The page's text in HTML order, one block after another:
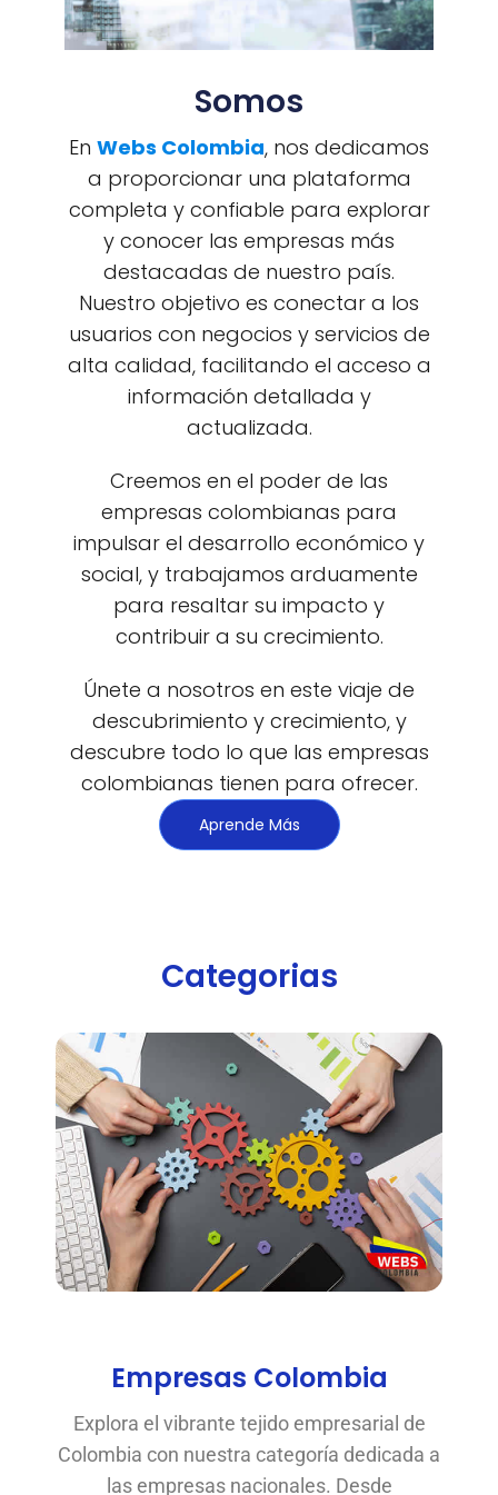
Somos
En Webs Colombia, nos dedicamos
a proporcionar una plataforma
completa y confiable para explorar
y conocer las empresas más
destacadas de nuestro país.
Nuestro objetivo es conectar a los
usuarios con negocios y servicios de
alta calidad, facilitando el acceso a
información detallada y
actualizada.
Creemos en el poder de las
empresas colombianas para
impulsar el desarrollo económico y
social, y trabajamos arduamente
para resaltar su impacto y
contribuir a su crecimiento.
Únete a nosotros en este viaje de
descubrimiento y crecimiento, y
descubre todo lo que las empresas
colombianas tienen para ofrecer.
Aprende Más
Categorias
Empresas Colombia
Explora el vibrante tejido empresarial de
Colombia con nuestra categoría dedicada a
las empresas nacionales. Desde